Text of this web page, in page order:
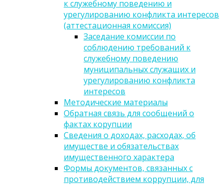
к служебному поведению и
урегулированию конфликта интересов
(аттестационная комиссия)
Заседание комиссии по
соблюдению требований к
служебному поведению
муниципальных служащих и
урегулированию конфликта
интересов
Методические материалы
Обратная связь для сообщений о
фактах корупции
Сведения о доходах, расходах, об
имуществе и обязательствах
имущественного характера
Формы документов, связанных с
противодействием коррупции, для